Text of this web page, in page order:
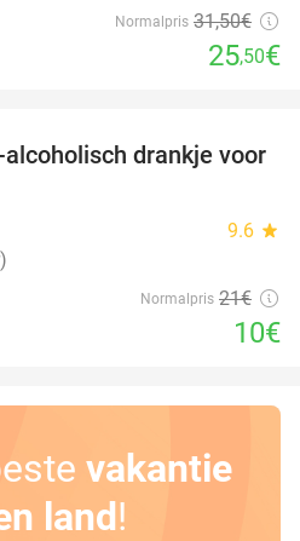
Normalpris 31,50€
25,50€
52%
drankje voor
9.6 star
Normalpris 21€
10€
vakantie
land!